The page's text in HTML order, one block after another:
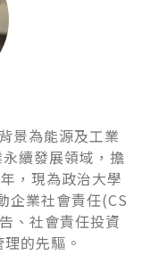
景為能源及工業
續發展領域，擔
，現為政治大學
企業社會責任(CS
、社會責任投資
的先驅。